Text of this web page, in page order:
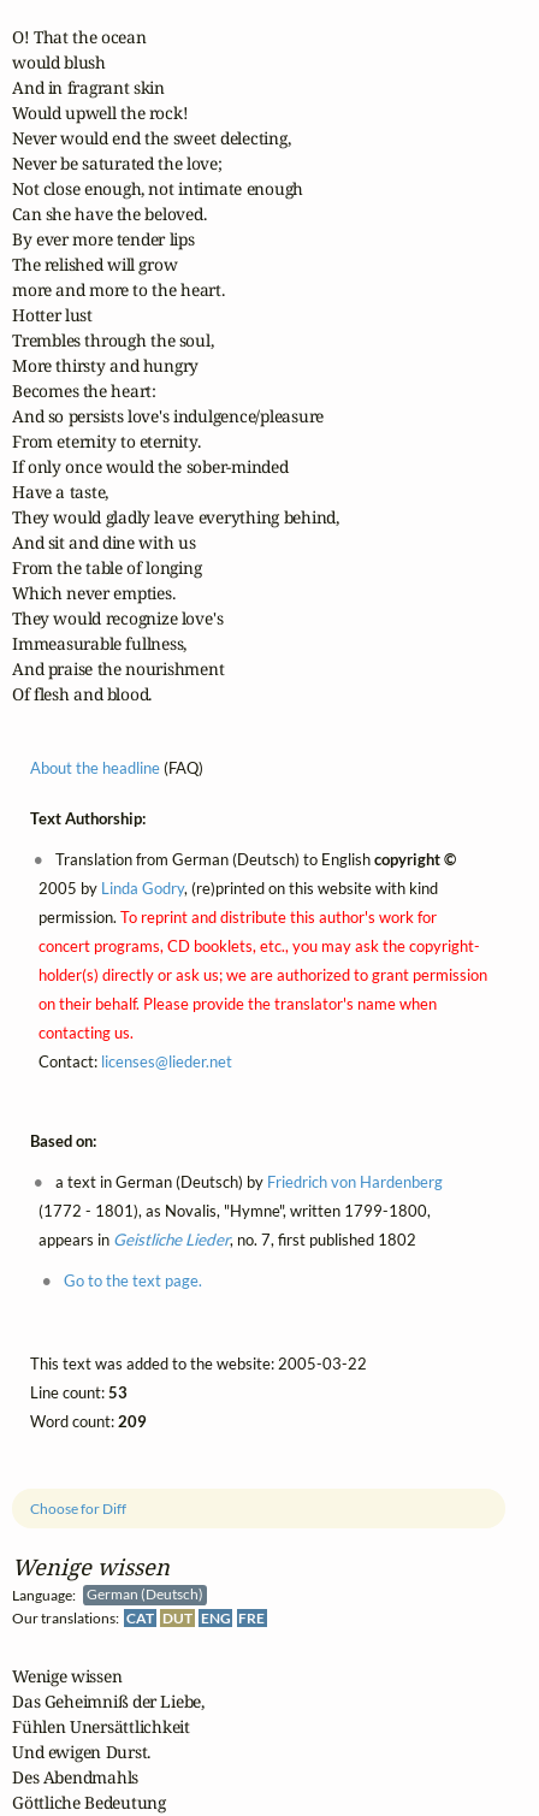
Wenige wissen
Language:
German (Deutsch)
Our translations: CAT DUT ENG FRE
Choose for Diff
Wenige wissen
Das Geheimniß der Liebe,
Fühlen Unersättlichkeit
Und ewigen Durst.
Des Abendmahls
Göttliche Bedeutung
O! That the ocean
would blush
And in fragrant skin
Would upwell the rock!
Never would end the sweet delecting,
Never be saturated the love;
Not close enough, not intimate enough
Can she have the beloved.
By ever more tender lips
The relished will grow
more and more to the heart.
Hotter lust
Trembles through the soul,
More thirsty and hungry
Becomes the heart:
And so persists love's indulgence/pleasure
From eternity to eternity.
If only once would the sober-minded
Have a taste,
They would gladly leave everything behind,
And sit and dine with us
From the table of longing
Which never empties.
They would recognize love's
Immeasurable fullness,
And praise the nourishment
Of flesh and blood.
About the headline(FAQ)
Text Authorship:
Translation from German (Deutsch) to Englishcopyright ©
2005 by Linda Godry, (re)printed on this website with kind
permission. To reprint and distribute this author's work for
concert programs, CD booklets, etc., you may ask the copyright-
holder(s) directly or ask us; we are authorized to grant permission
on their behalf. Please provide the translator's name when
contacting us.
Contact: licenses@lieder.net
Based on:
a text in German (Deutsch) by Friedrich von Hardenberg
(1772 - 1801), as Novalis, "Hymne", written 1799-1800,
appears in Geistliche Lieder, no. 7, first published 1802
Go to the text page.
This text was added to the website: 2005-03-22
Line count:53
Word count:209